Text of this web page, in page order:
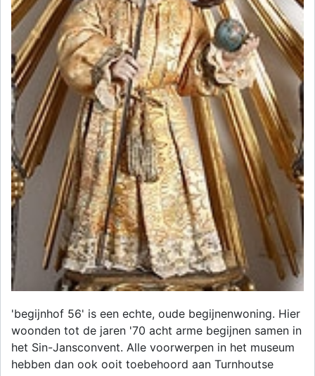
'begijnhof 56' is een echte, oude begijnenwoning. Hier
woonden tot de jaren '70 acht arme begijnen samen in
het Sin-Jansconvent. Alle voorwerpen in het museum
hebben dan ook ooit toebehoord aan Turnhoutse